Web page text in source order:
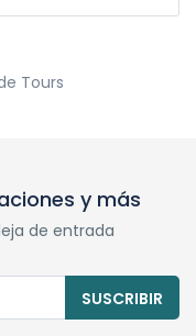
Tours
y más
de entrada
SUSCRIBIR